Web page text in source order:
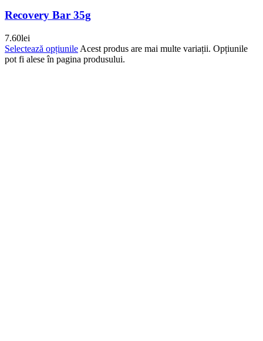
Recovery Bar 35g
7.60lei
Selectează opțiunile Acest produs are mai multe variații. Opțiunile
pot fi alese în pagina produsului.